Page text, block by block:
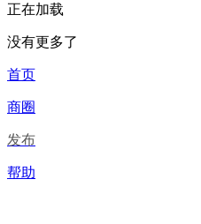
正在加载
没有更多了
首页
商圈
发布
帮助